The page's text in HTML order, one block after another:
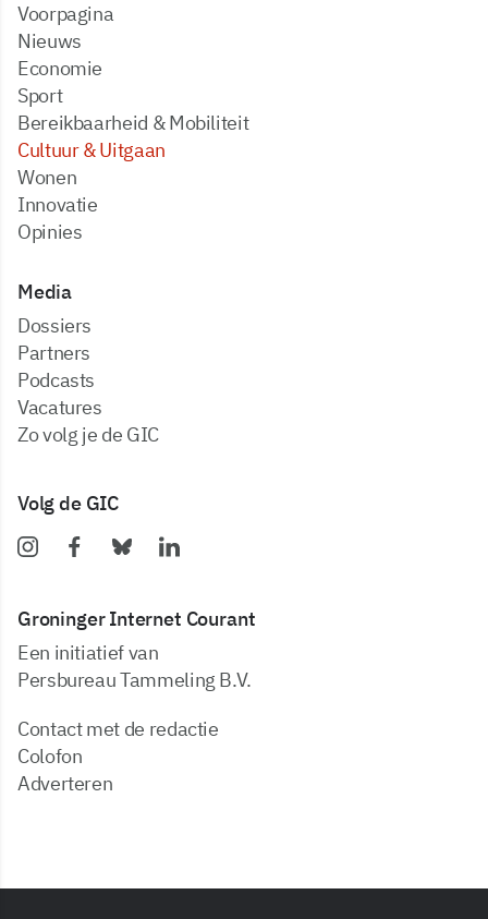
Voorpagina
Nieuws
Economie
Sport
Bereikbaarheid & Mobiliteit
Cultuur & Uitgaan
Wonen
Innovatie
Opinies
Media
dossiers
partners
podcasts
vacatures
zo volg je de GIC
Volg de GIC
Groninger Internet Courant
Een initiatief van
Persbureau Tammeling B.V.
Contact met de redactie
Colofon
Adverteren